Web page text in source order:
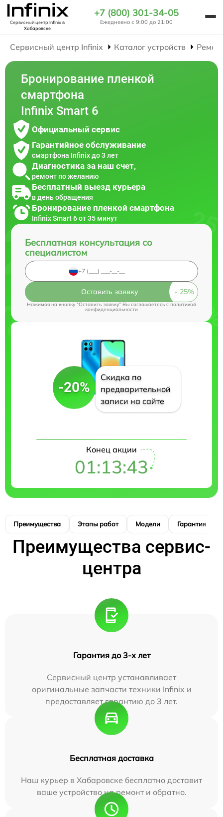
Сервисный центр Infinixв
Хабаровске
+7 (800) 301-34-05
Ежедневно с 9:00 до 21:00
Сервисный центр Infinix Каталог устройств
Бронирование пленкой
смартфона
Infinix Smart 6
Официальный сервис
Гарантийное обслуживание
смартфона Infinix до 3 лет
Диагностика за наш счет,
ремонт по желанию
Бесплатный выезд курьера
в день обращения
Бронирование пленкой смартфона
Infinix Smart 6 от 35 минут
Бесплатная консультация со
специалистом
Оставить заявку
Нажимая на кнопку "Оставить заявку" Вы соглашаетесь cполитикой
конфиденциальности
-20%
Скидка по
предварительной
записи на сайте
Конец акции
01:13:42
Преимущества Этапы работ Модели Гарантия
Преимущества сервис-
центра
Гарантия до 3-х лет
Сервисный центр устанавливает
оригинальные запчасти техники Infinix и
предоставляет гарантию до 3 лет.
Бесплатная доставка
Наш курьер в Хабаровске бесплатно доставит
ваше устройство на ремонт и обратно.